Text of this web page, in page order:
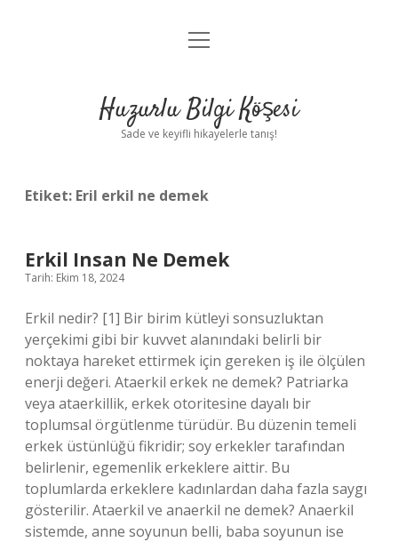
Anasayfa
Yasal Uyarı
menüyü
Huzurlu Bilgi Köşesi
Sade ve keyifli hikayelerle tanış!
Etiket: Eril erkil ne demek
Erkil Insan Ne Demek
Tarih: Ekim 18, 2024
Erkil nedir? [1] Bir birim kütleyi sonsuzluktan
yerçekimi gibi bir kuvvet alanındaki belirli bir
noktaya hareket ettirmek için gereken iş ile ölçülen
enerji değeri. Ataerkil erkek ne demek? Patriarka
veya ataerkillik, erkek otoritesine dayalı bir
toplumsal örgütlenme türüdür. Bu düzenin temeli
erkek üstünlüğü fikridir; soy erkekler tarafından
belirlenir, egemenlik erkeklere aittir. Bu
toplumlarda erkeklere kadınlardan daha fazla saygı
gösterilir. Ataerkil ve anaerkil ne demek? Anaerkil
sistemde, anne soyunun belli, baba soyunun ise